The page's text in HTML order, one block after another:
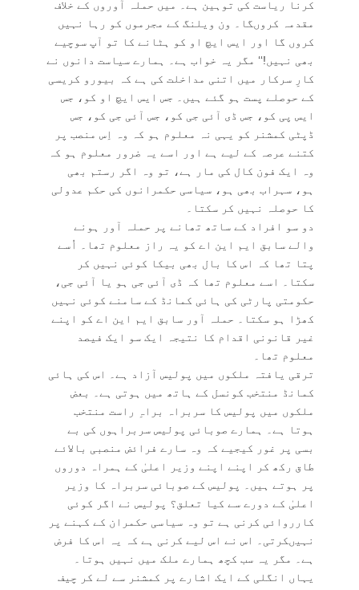
کرنا ریاست کی توہین ہے۔ میں حملہ آوروں کے خلاف
مقدمہ کروںگا۔ ون ویلنگ کے مجرموں کو رہا نہیں
کروں گا اور ایس ایچ او کو ہٹانے کا تو آپ سوچیے
بھی نہیں!‘‘ مگر یہ خواب ہے۔ ہمارے سیاست دانوں نے
کارِ سرکار میں اتنی مداخلت کی ہے کہ بیورو کریسی
کے حوصلے پست ہو گئے ہیں۔ جس ایس ایچ او کو، جس
ایس پی کو، جس ڈی آئی جی کو، جس آئی جی کو، جس
ڈپٹی کمشنر کو یہی نہ معلوم ہو کہ وہ اِس منصب پر
کتنے عرصہ کے لیے ہے اور اسے یہ ضرور معلوم ہو کہ
وہ ایک فون کال کی مار ہے، تو وہ اگر رستم بھی
ہو، سہراب بھی ہو، سیاسی حکمرانوں کی حکم عدولی
کا حوصلہ نہیں کر سکتا۔
دو سو افراد کے ساتھ تھانے پر حملہ آور ہونے
والے سابق ایم این اے کو یہ راز معلوم تھا۔ اُسے
پتا تھا کہ اس کا بال بھی بیکا کوئی نہیں کر
سکتا۔ اسے معلوم تھا کہ ڈی آئی جی ہو یا آئی جی،
حکومتی پارٹی کی ہائی کمانڈ کے سامنے کوئی نہیں
کھڑا ہو سکتا۔ حملہ آور سابق ایم این اے کو اپنے
غیر قانونی اقدام کا نتیجہ ایک سو ایک فیصد
معلوم تھا۔
ترقی یافتہ ملکوں میں پولیس آزاد ہے۔ اس کی ہائی
کمانڈ منتخب کونسل کے ہاتھ میں ہوتی ہے۔ بعض
ملکوں میں پولیس کا سربراہ براہِ راست منتخب
ہوتا ہے۔ ہمارے صوبائی پولیس سربراہوں کی بے
بسی پر غور کیجیے کہ وہ سارے فرائض منصبی بالائے
طاق رکھ کر اپنے اپنے وزیر اعلیٰ کے ہمراہ دوروں
پر ہوتے ہیں۔ پولیس کے صوبائی سربراہ کا وزیر
اعلیٰ کے دورے سے کیا تعلق؟ پولیس نے اگر کوئی
کارروائی کرنی ہے تو وہ سیاسی حکمران کے کہنے پر
نہیںکرتی۔ اس نے اس لیے کرنی ہے کہ یہ اس کا فرض
ہے۔ مگر یہ سب کچھ ہمارے ملک میں نہیں ہوتا۔
یہاں انگلی کے ایک اشارے پر کمشنر سے لے کر چیف